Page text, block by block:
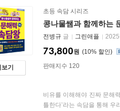
기
초등 속담 시리즈
콩나물쌤과 함께하는
전병규 글 그린애플
10%
73,800원
판매지수 120
비유를 이해해야 진짜 문해
틀한다’라는 속담을 통해